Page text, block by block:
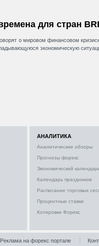
для стран
о мировом финансовом
экономическую
АНАЛИТИКА
Аналитические обзоры
Прогнозы форекс
Экономический
Календарь праздников
Расписание торговых
Процентные ставки
Котировки Форекс
Реклама на форекс портале